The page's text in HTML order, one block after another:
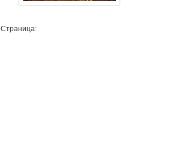
Страница: